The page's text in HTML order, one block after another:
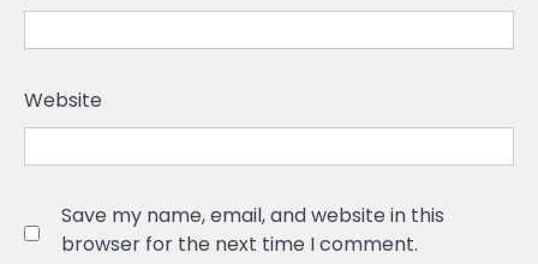
Website
Save my name, email, and website in this
browser for the next time I comment.